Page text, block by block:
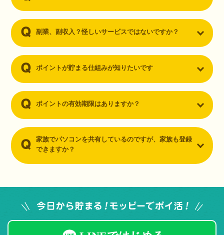
副業、副収入？怪しいサービスではないですか？
ポイントが貯まる仕組みが知りたいです
ポイントの有効期限はありますか？
家族でパソコンを共有しているのですが、家族も登録
できますか？